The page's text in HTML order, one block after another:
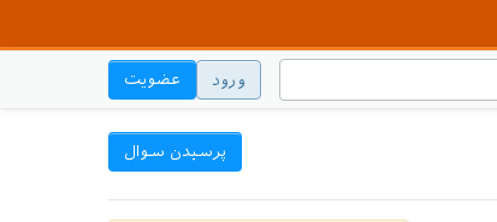
ورود عضویت
پرسیدن سوال